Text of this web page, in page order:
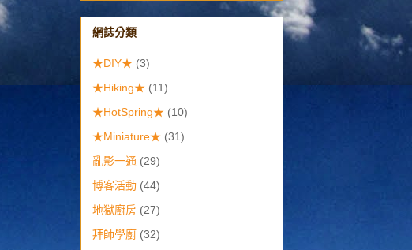
網誌分類
★DIY★ (3)
★Hiking★ (11)
★HotSpring★ (10)
★Miniature★ (31)
亂影一通 (29)
博客活動 (44)
地獄廚房 (27)
拜師學廚 (32)